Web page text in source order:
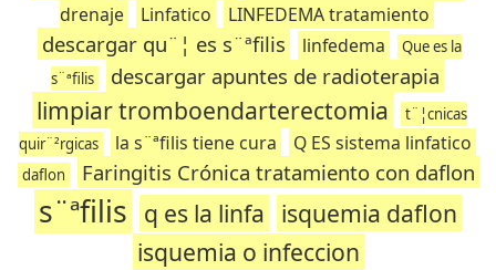
drenaje
Linfatico LINFEDEMA tratamiento
descargar qu¨¦ es s¨ªfilis linfedema
Que es la
s¨ªfilis
descargar apuntes de radioterapia
limpiar tromboendarterectomia
t¨¦cnicas
quir¨²rgicas
la s¨ªfilis tiene cura Q ES sistema linfatico
daflon Faringitis Crónica tratamiento con daflon
s¨ªfilis q es la linfa isquemia daflon
isquemia o infeccion